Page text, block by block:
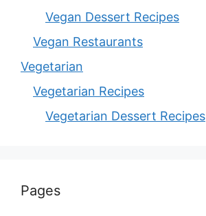
Vegan Dessert Recipes
Vegan Restaurants
Vegetarian
Vegetarian Recipes
Vegetarian Dessert Recipes
Pages